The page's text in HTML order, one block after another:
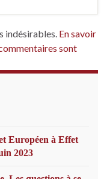
indésirables. En savoir
sont
Européen à Effet
2023